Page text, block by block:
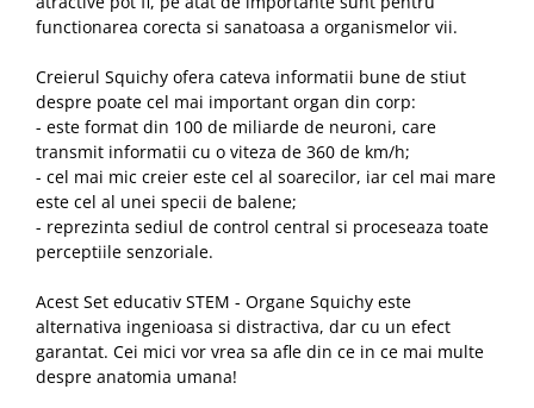
functionarea corecta si sanatoasa a organismelor vii.
Creierul Squichy ofera cateva informatii bune de stiut
despre poate cel mai important organ din corp:
- este format din 100 de miliarde de neuroni, care
transmit informatii cu o viteza de 360 de km/h;
- cel mai mic creier este cel al soarecilor, iar cel mai mare
este cel al unei specii de balene;
- reprezinta sediul de control central si proceseaza toate
perceptiile senzoriale.
Acest Set educativ STEM - Organe Squichy este
alternativa ingenioasa si distractiva, dar cu un efect
garantat. Cei mici vor vrea sa afle din ce in ce mai multe
despre anatomia umana!